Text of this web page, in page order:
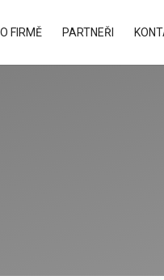
O FIRMĚ PARTNEŘI